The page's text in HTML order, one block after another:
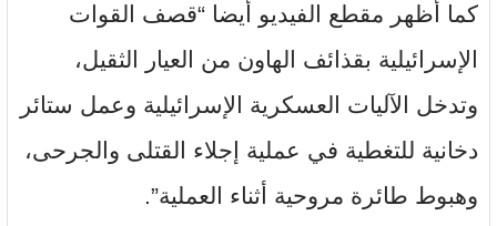
كما أظهر مقطع الفيديو أيضا “قصف القوات
الإسرائيلية بقذائف الهاون من العيار الثقيل،
وتدخل الآليات العسكرية الإسرائيلية وعمل ستائر
دخانية للتغطية في عملية إجلاء القتلى والجرحى،
وهبوط طائرة مروحية أثناء العملية”.